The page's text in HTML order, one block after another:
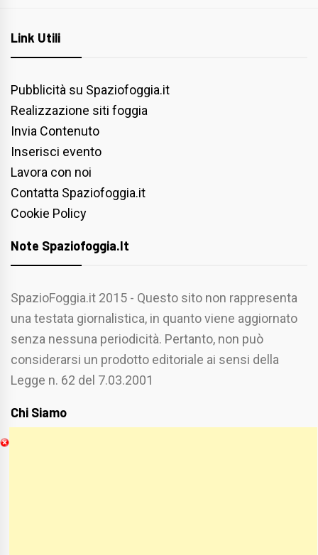
Link Utili
Pubblicità su Spaziofoggia.it
Realizzazione siti foggia
Invia Contenuto
Inserisci evento
Lavora con noi
Contatta Spaziofoggia.it
Cookie Policy
Note Spaziofoggia.it
SpazioFoggia.it 2015 - Questo sito non rappresenta
una testata giornalistica, in quanto viene aggiornato
senza nessuna periodicità. Pertanto, non può
considerarsi un prodotto editoriale ai sensi della
Legge n. 62 del 7.03.2001
Chi Siamo